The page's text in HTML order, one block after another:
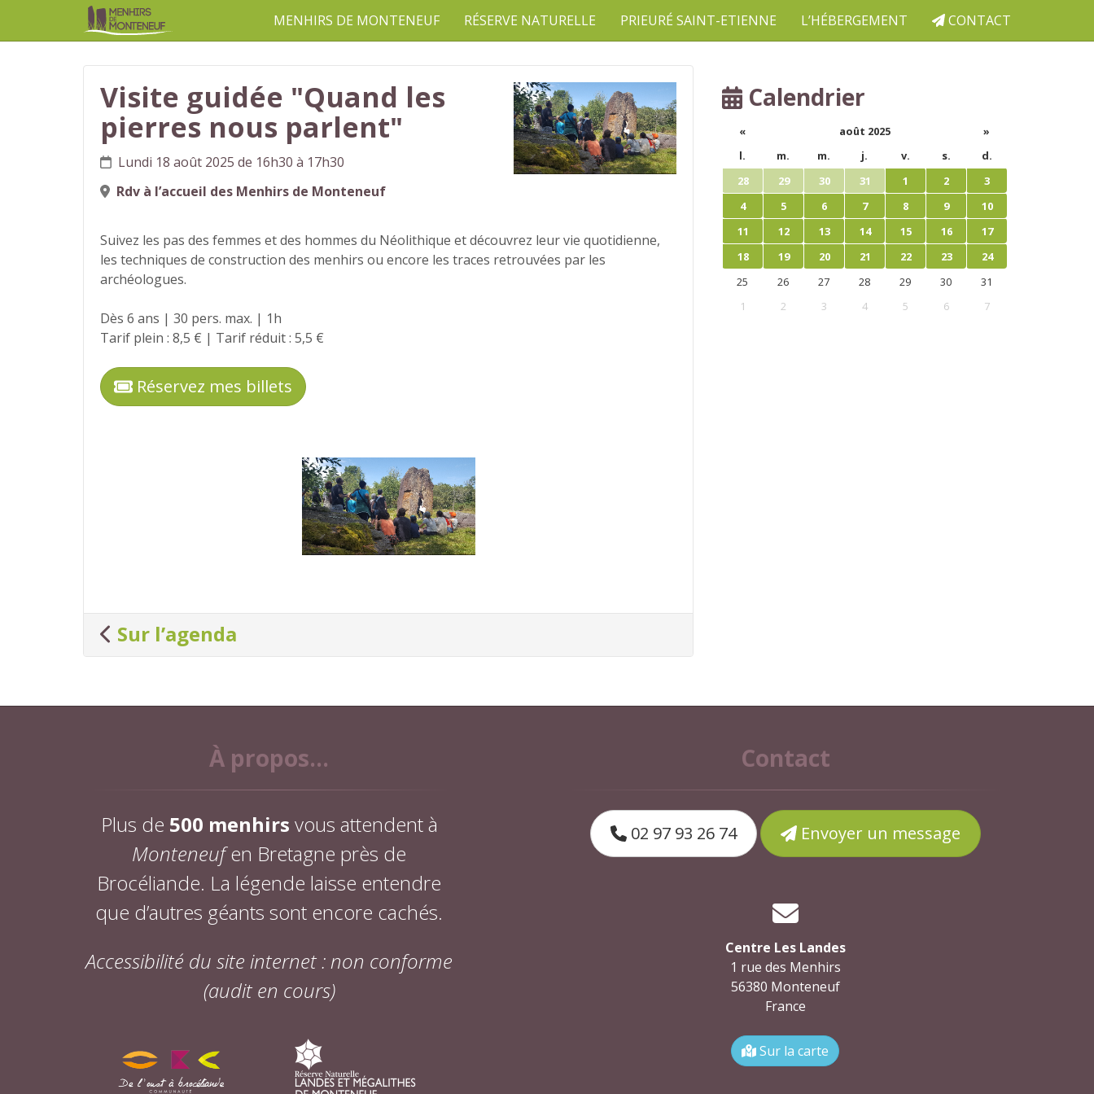
MENHIRS DE MONTENEUF RÉSERVE NATURELLE PRIEURÉ SAINT-ETIENNE L’HÉBERGEMENT CONTACT
Visite guidée "Quand les
pierres nous parlent"
Lundi 18 août 2025 de 16h30 à 17h30
Rdv à l’accueil des Menhirs de Monteneuf
Suivez les pas des femmes et des hommes du Néolithique et découvrez leur vie quotidienne,
les techniques de construction des menhirs ou encore les traces retrouvées par les
archéologues.
Dès 6 ans | 30 pers. max. | 1h
Tarif plein : 8,5 € | Tarif réduit : 5,5 €
Réservez mes billets
Sur l’agenda
Calendrier
« août 2025
»
l.
m. m. j. v. s.
d.
28
29 30 31 1 2
3
4
5 6 7 8 9
10
11
12 13 14 15 16
17
18
19 20 21 22 23
24
25
26 27 28 29 30
31
1
2 3 4 5 6 7
À propos...
Plus de 500 menhirs vous attendent à
Monteneufen Bretagne près de
Brocéliande. La légende laisse entendre
que d’autres géants sont encore cachés.
Accessibilité du site internet : non conforme
(audit en cours)
Contact
02 97 93 26 74 Envoyer un message
Centre Les Landes
1 rue des Menhirs
56380 Monteneuf
France
Sur la carte